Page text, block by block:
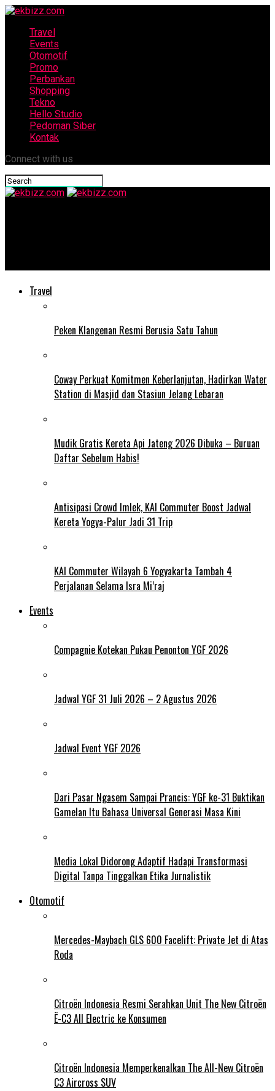
Travel
Events
Otomotif
Promo
Perbankan
Shopping
Tekno
Hello Studio
Pedoman Siber
Kontak
Connect with us
Travel
Peken Klangenan Resmi Berusia Satu Tahun
Coway Perkuat Komitmen Keberlanjutan, Hadirkan Water
Station di Masjid dan Stasiun Jelang Lebaran
Mudik Gratis Kereta Api Jateng 2026 Dibuka – Buruan
Daftar Sebelum Habis!
Antisipasi Crowd Imlek, KAI Commuter Boost Jadwal
Kereta Yogya-Palur Jadi 31 Trip
KAI Commuter Wilayah 6 Yogyakarta Tambah 4
Perjalanan Selama Isra Mi’raj
Events
Compagnie Kotekan Pukau Penonton YGF 2026
Jadwal YGF 31 Juli 2026 – 2 Agustus 2026
Jadwal Event YGF 2026
Dari Pasar Ngasem Sampai Prancis: YGF ke-31 Buktikan
Gamelan Itu Bahasa Universal Generasi Masa Kini
Media Lokal Didorong Adaptif Hadapi Transformasi
Digital Tanpa Tinggalkan Etika Jurnalistik
Otomotif
Mercedes-Maybach GLS 600 Facelift: Private Jet di Atas
Roda
Citroën Indonesia Resmi Serahkan Unit The New Citroën
Ë-C3 All Electric ke Konsumen
Citroën Indonesia Memperkenalkan The All-New Citroën
C3 Aircross SUV